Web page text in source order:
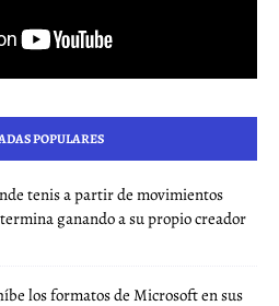
POPULARES
tenis a partir de movimientos
ganando a su propio creador
los formatos de Microsoft en sus